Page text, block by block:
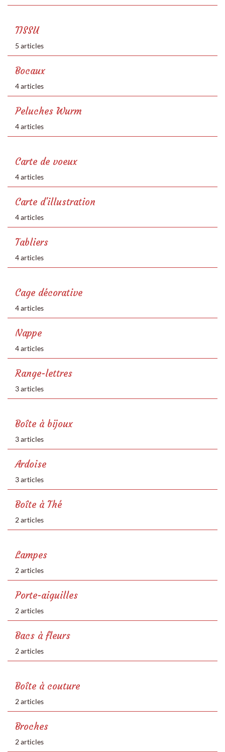
TISSU
5 articles
Bocaux
4 articles
Peluches Wurm
4 articles
Carte de voeux
4 articles
Carte d'illustration
4 articles
Tabliers
4 articles
Cage décorative
4 articles
Nappe
4 articles
Range-lettres
3 articles
Boîte à bijoux
3 articles
Ardoise
3 articles
Boîte à Thé
2 articles
Lampes
2 articles
Porte-aiguilles
2 articles
Bacs à fleurs
2 articles
Boîte à couture
2 articles
Broches
2 articles